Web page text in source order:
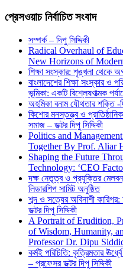
প্রেসওয়াচ নির্বাচিত সংবাদ
সম্পর্ক – দিপু সিদ্দিকী
Radical Overhaul of
New Horizons of
শিক্ষা সংস্কার: শৃঙ্খলা থেকে
বাংলাদেশের শিক্ষা সংস্কার ও
ভূমিকা: একটি বিশ্লেষণাত্মক
অহমিকা বনাম যৌথতার শক্তি -
কিশোর মনস্তত্ত্ব ও
সমাজ – ডক্টর দিপু সিদ্দিকী
Politics and
Together By Prof. Aliar
Shaping the Future
Technology: ‘CEO
দক্ষ নেতৃত্ব ও প্রযুক্তির
লিডারশিপ সামিট অনুষ্ঠিত
শব্দ ও সত্যের অবিনাশী
ডক্টর দিপু সিদ্দিকী
A Portrait of Erudition,
of Wisdom, Humanity,
Professor Dr. Dipu
কর্মই পরিচিতি: কৃত্রিমতার
– প্রফেসর ডক্টর দিপু সিদ্দিকী